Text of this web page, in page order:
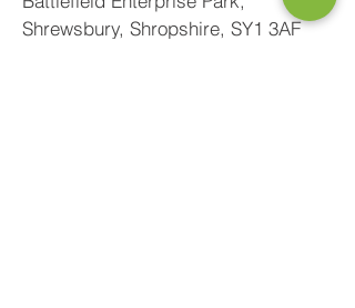
Shrewsbury, Shropshire, SY1 3AF